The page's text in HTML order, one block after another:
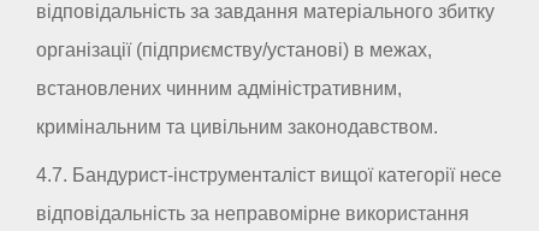
відповідальність за завдання матеріального збитку
організації (підприємству/установі) в межах,
встановлених чинним адміністративним,
кримінальним та цивільним законодавством.
4.7. Бандурист-інструменталіст вищої категорії несе
відповідальність за неправомірне використання